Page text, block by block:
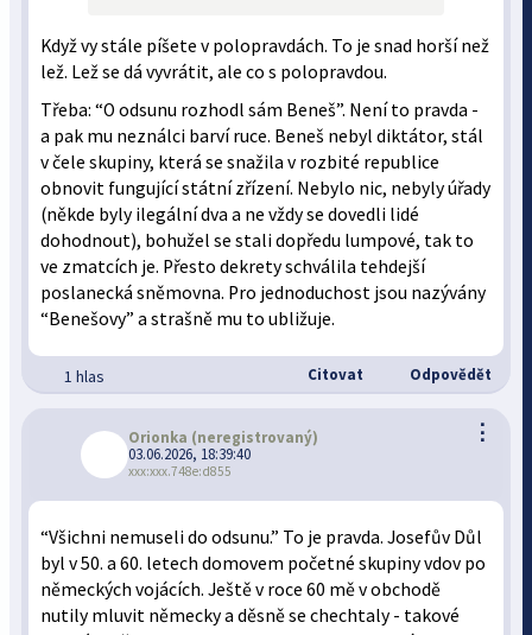
Když vy stále píšete v polopravdách. To je snad horší než
lež. Lež se dá vyvrátit, ale co s polopravdou.
Třeba: “O odsunu rozhodl sám Beneš”. Není to pravda -
a pak mu neználci barví ruce. Beneš nebyl diktátor, stál
v čele skupiny, která se snažila v rozbité republice
obnovit fungující státní zřízení. Nebylo nic, nebyly úřady
(někde byly ilegální dva a ne vždy se dovedli lidé
dohodnout), bohužel se stali dopředu lumpové, tak to
ve zmatcích je. Přesto dekrety schválila tehdejší
poslanecká sněmovna. Pro jednoduchost jsou nazývány
“Benešovy” a strašně mu to ubližuje.
1 hlas Citovat Odpovědět
⋮
Orionka (neregistrovaný)
03.06.2026, 18:39:40
xxx:xxx.748e:d855
“Všichni nemuseli do odsunu.” To je pravda. Josefův Důl
byl v 50. a 60. letech domovem početné skupiny vdov po
německých vojácích. Ještě v roce 60 mě v obchodě
nutily mluvit německy a děsně se chechtaly - takové